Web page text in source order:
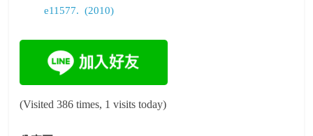
e11577. (2010)
(Visited 386 times, 1 visits today)